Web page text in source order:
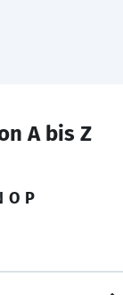
A bis Z
O P